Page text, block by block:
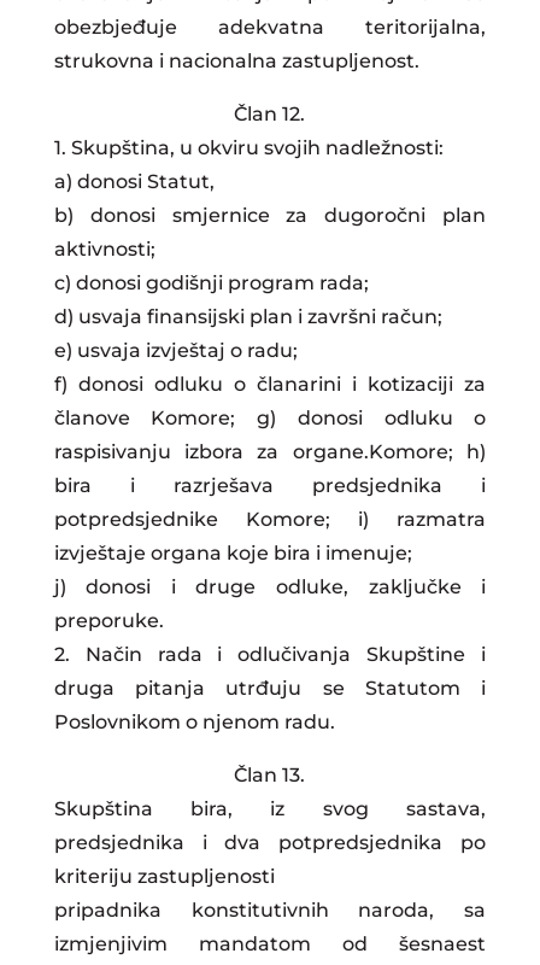
obezbjeđuje adekvatna teritorijalna,
strukovna i nacionalna zastupljenost.
Član 12.
1. Skupština, u okviru svojih nadležnosti:
a) donosi Statut,
b) donosi smjernice za dugoročni plan
aktivnosti;
c) donosi godišnji program rada;
d) usvaja finansijski plan i završni račun;
e) usvaja izvještaj o radu;
f) donosi odluku o članarini i kotizaciji za
članove Komore; g) donosi odluku o
raspisivanju izbora za organe.Komore; h)
bira i razrješava predsjednika i
potpredsjednike Komore; i) razmatra
izvještaje organa koje bira i imenuje;
j) donosi i druge odluke, zaključke i
preporuke.
2. Način rada i odlučivanja Skupštine i
druga pitanja utrđuju se Statutom i
Poslovnikom o njenom radu.
Član 13.
Skupština bira, iz svog sastava,
predsjednika i dva potpredsjednika po
kriteriju zastupljenosti
pripadnika konstitutivnih naroda, sa
izmjenjivim mandatom od šesnaest